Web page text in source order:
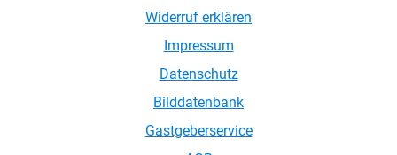
Widerruf erklären
Impressum
Datenschutz
Bilddatenbank
Gastgeberservice